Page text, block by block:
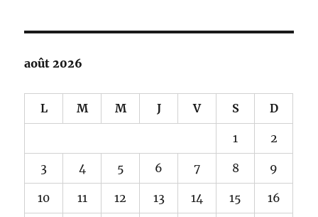
août 2026
L M M J V S D
1 2
3 4 5 6 7 8 9
10 11 12 13 14 15 16